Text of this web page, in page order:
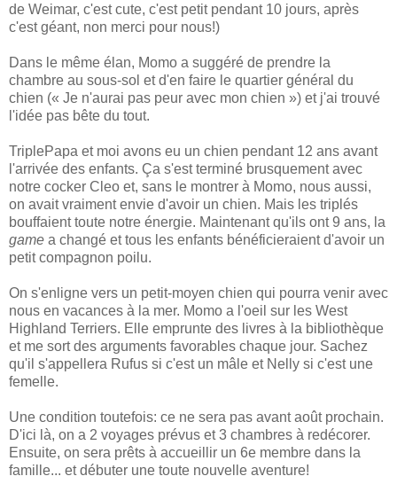
de Weimar, c'est cute, c'est petit pendant 10 jours, après
c'est géant, non merci pour nous!)
Dans le même élan, Momo a suggéré de prendre la
chambre au sous-sol et d'en faire le quartier général du
chien (« Je n'aurai pas peur avec mon chien ») et j'ai trouvé
l'idée pas bête du tout.
TriplePapa et moi avons eu un chien pendant 12 ans avant
l'arrivée des enfants. Ça s'est terminé brusquement avec
notre cocker Cleo et, sans le montrer à Momo, nous aussi,
on avait vraiment envie d'avoir un chien. Mais les triplés
bouffaient toute notre énergie. Maintenant qu'ils ont 9 ans, la
game a changé et tous les enfants bénéficieraient d'avoir un
petit compagnon poilu.
On s'enligne vers un petit-moyen chien qui pourra venir avec
nous en vacances à la mer. Momo a l'oeil sur les West
Highland Terriers. Elle emprunte des livres à la bibliothèque
et me sort des arguments favorables chaque jour. Sachez
qu'il s'appellera Rufus si c'est un mâle et Nelly si c'est une
femelle.
Une condition toutefois: ce ne sera pas avant août prochain.
D'ici là, on a 2 voyages prévus et 3 chambres à redécorer.
Ensuite, on sera prêts à accueillir un 6e membre dans la
famille... et débuter une toute nouvelle aventure!